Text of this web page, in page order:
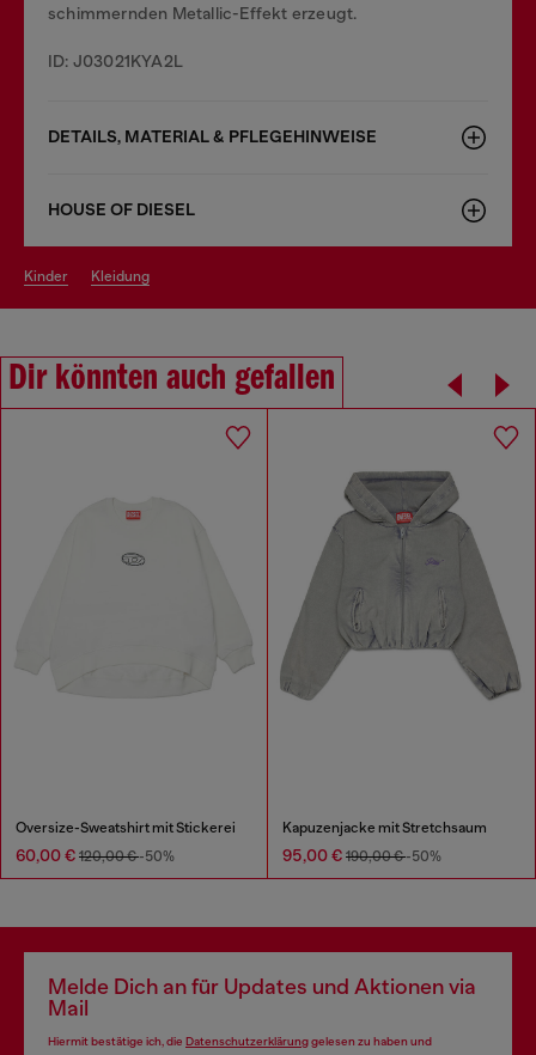
schimmernden Metallic-Effekt erzeugt.
ID: J03021KYA2L
DETAILS, MATERIAL & PFLEGEHINWEISE
HOUSE OF DIESEL
kinder kleidung
Dir könnten auch gefallen
Oversize-Sweatshirt mit Stickerei
60,00 € 120,00 €-50%
Kapuzenjacke mit Stretchsaum
95,00 € 190,00 €-50%
Melde Dich an für Updates und Aktionen via
Mail
Hiermit bestätige ich, die Datenschutzerklärunggelesen zu haben und